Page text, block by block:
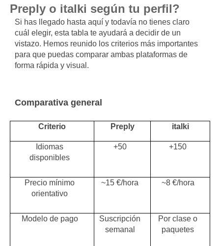
Preply o italki según tu perfil?
Si has llegado hasta aquí y todavía no tienes claro
cuál elegir, esta tabla te ayudará a decidir de un
vistazo. Hemos reunido los criterios más importantes
para que puedas comparar ambas plataformas de
forma rápida y visual.
Comparativa general
Criterio Preply italki
Idiomas
disponibles
+50 +150
Precio mínimo
orientativo
~15 €/hora ~8 €/hora
Modelo de pago
Suscripción
semanal
Por clase o
paquetes